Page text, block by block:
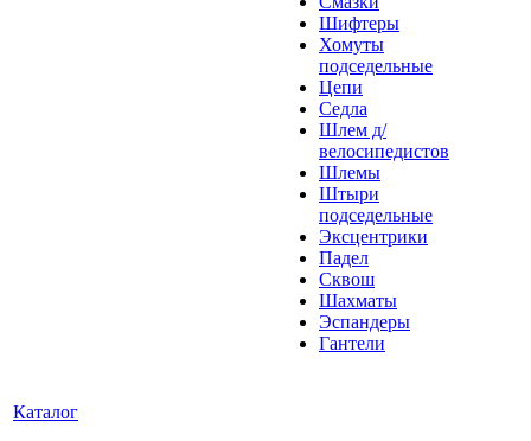
Шифтеры
Хомуты
подседельные
Цепи
Седла
Шлем д/
велосипедистов
Шлемы
Штыри
подседельные
Эксцентрики
Падел
Сквош
Шахматы
Эспандеры
Гантели
Каталог